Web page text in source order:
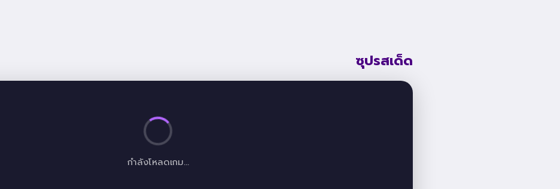
ซุปรสเด็ด
กำลังโหลดเกม...